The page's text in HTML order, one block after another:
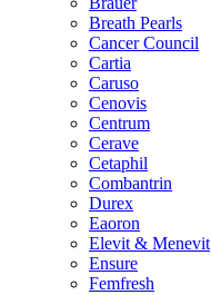
Breath Pearls
Cancer Council
Cartia
Caruso
Cenovis
Centrum
Cerave
Cetaphil
Combantrin
Durex
Eaoron
Elevit & Menevit
Ensure
Femfresh